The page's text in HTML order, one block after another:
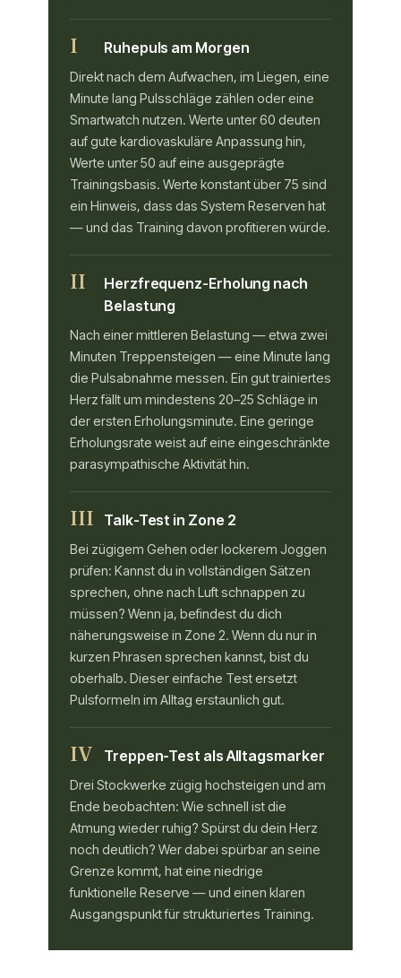
I Ruhepuls am Morgen
Direkt nach dem Aufwachen, im Liegen, eine
Minute lang Pulsschläge zählen oder eine
Smartwatch nutzen. Werte unter 60 deuten
auf gute kardiovaskuläre Anpassung hin,
Werte unter 50 auf eine ausgeprägte
Trainingsbasis. Werte konstant über 75 sind
ein Hinweis, dass das System Reserven hat
— und das Training davon profitieren würde.
II
Herzfrequenz-Erholung nach
Belastung
Nach einer mittleren Belastung — etwa zwei
Minuten Treppensteigen — eine Minute lang
die Pulsabnahme messen. Ein gut trainiertes
Herz fällt um mindestens 20–25 Schläge in
der ersten Erholungsminute. Eine geringe
Erholungsrate weist auf eine eingeschränkte
parasympathische Aktivität hin.
III Talk-Test in Zone 2
Bei zügigem Gehen oder lockerem Joggen
prüfen: Kannst du in vollständigen Sätzen
sprechen, ohne nach Luft schnappen zu
müssen? Wenn ja, befindest du dich
näherungsweise in Zone 2. Wenn du nur in
kurzen Phrasen sprechen kannst, bist du
oberhalb. Dieser einfache Test ersetzt
Pulsformeln im Alltag erstaunlich gut.
IV Treppen-Test als Alltagsmarker
Drei Stockwerke zügig hochsteigen und am
Ende beobachten: Wie schnell ist die
Atmung wieder ruhig? Spürst du dein Herz
noch deutlich? Wer dabei spürbar an seine
Grenze kommt, hat eine niedrige
funktionelle Reserve — und einen klaren
Ausgangspunkt für strukturiertes Training.